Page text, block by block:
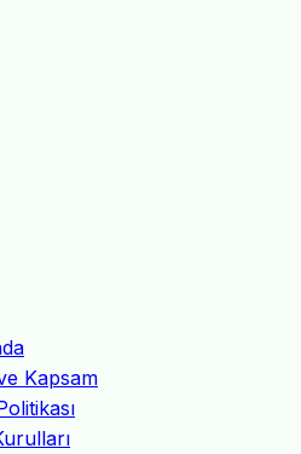
Kapsam